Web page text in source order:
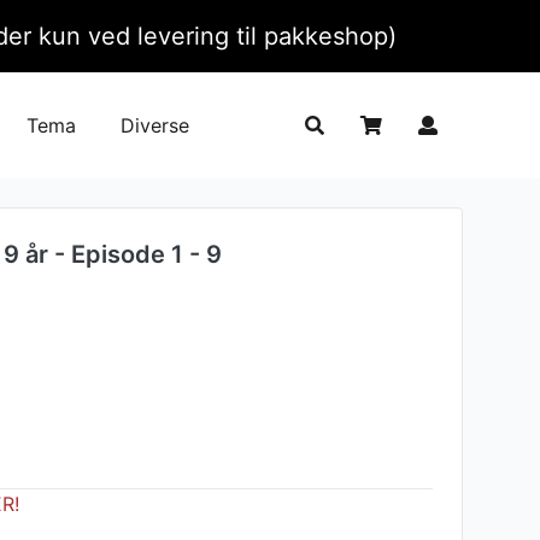
kun ved levering til pakkeshop)
Tema Diverse
år - Episode 1 - 9